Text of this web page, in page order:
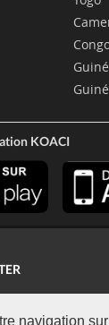
navigation
KOACI